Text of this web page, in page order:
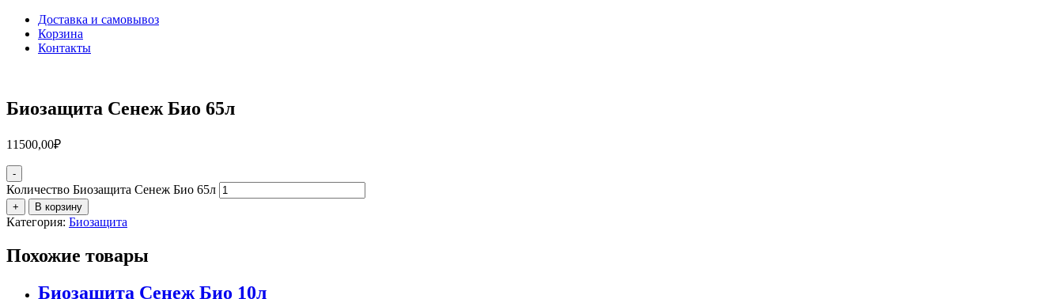
Доставка и самовывоз
Корзина
Контакты
Биозащита Сенеж Био 65л
11500,00₽
-
Количество Биозащита Сенеж Био 65л
+ В корзину
Категория: Биозащита
Похожие товары
Биозащита Сенеж Био 10л